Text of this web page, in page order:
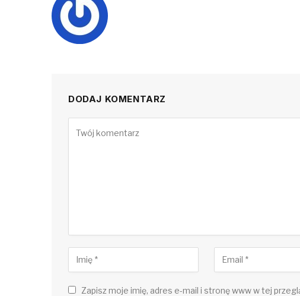
DODAJ KOMENTARZ
Zapisz moje imię, adres e-mail i stronę www w tej